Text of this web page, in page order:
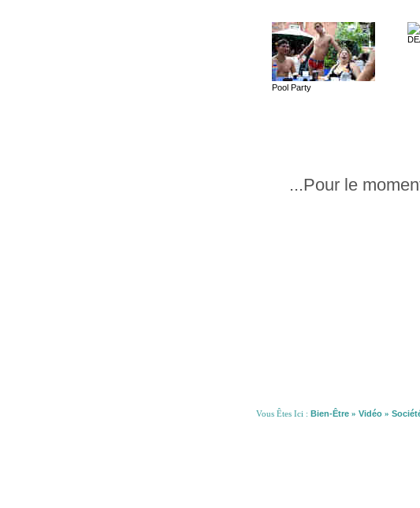
Pool Party
...Pour le
Vous Êtes Ici : Bien-Être » Vidéo »